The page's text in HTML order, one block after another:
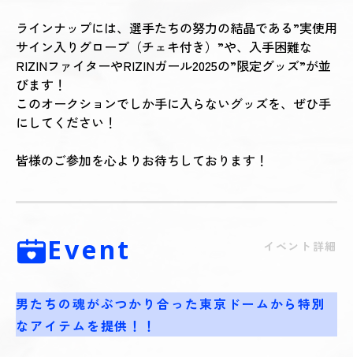
ラインナップには、選手たちの努力の結晶である”実使用
サイン入りグローブ（チェキ付き）”や、入手困難な
RIZINファイターやRIZINガール2025の”限定グッズ”が並
びます！
このオークションでしか手に入らないグッズを、ぜひ手
にしてください！
皆様のご参加を心よりお待ちしております！
Event イベント詳細
男たちの魂がぶつかり合った東京ドームから特別
なアイテムを提供！！